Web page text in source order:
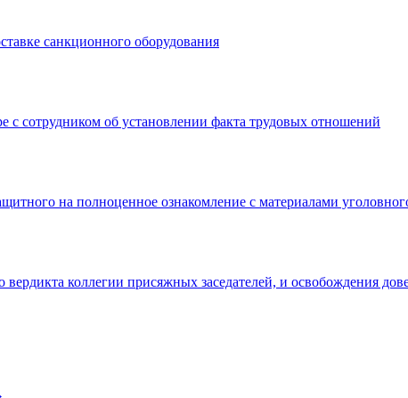
санкционного оборудования
с сотрудником об установлении факта трудовых отношений
на полноценное ознакомление с материалами
коллегии присяжных заседателей, и освобождения